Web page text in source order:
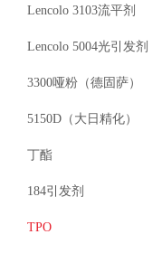
Lencolo 3103流平剂
Lencolo 5004光引发剂
3300哑粉（德固萨）
5150D （大日精化）
丁酯
184引发剂
TPO